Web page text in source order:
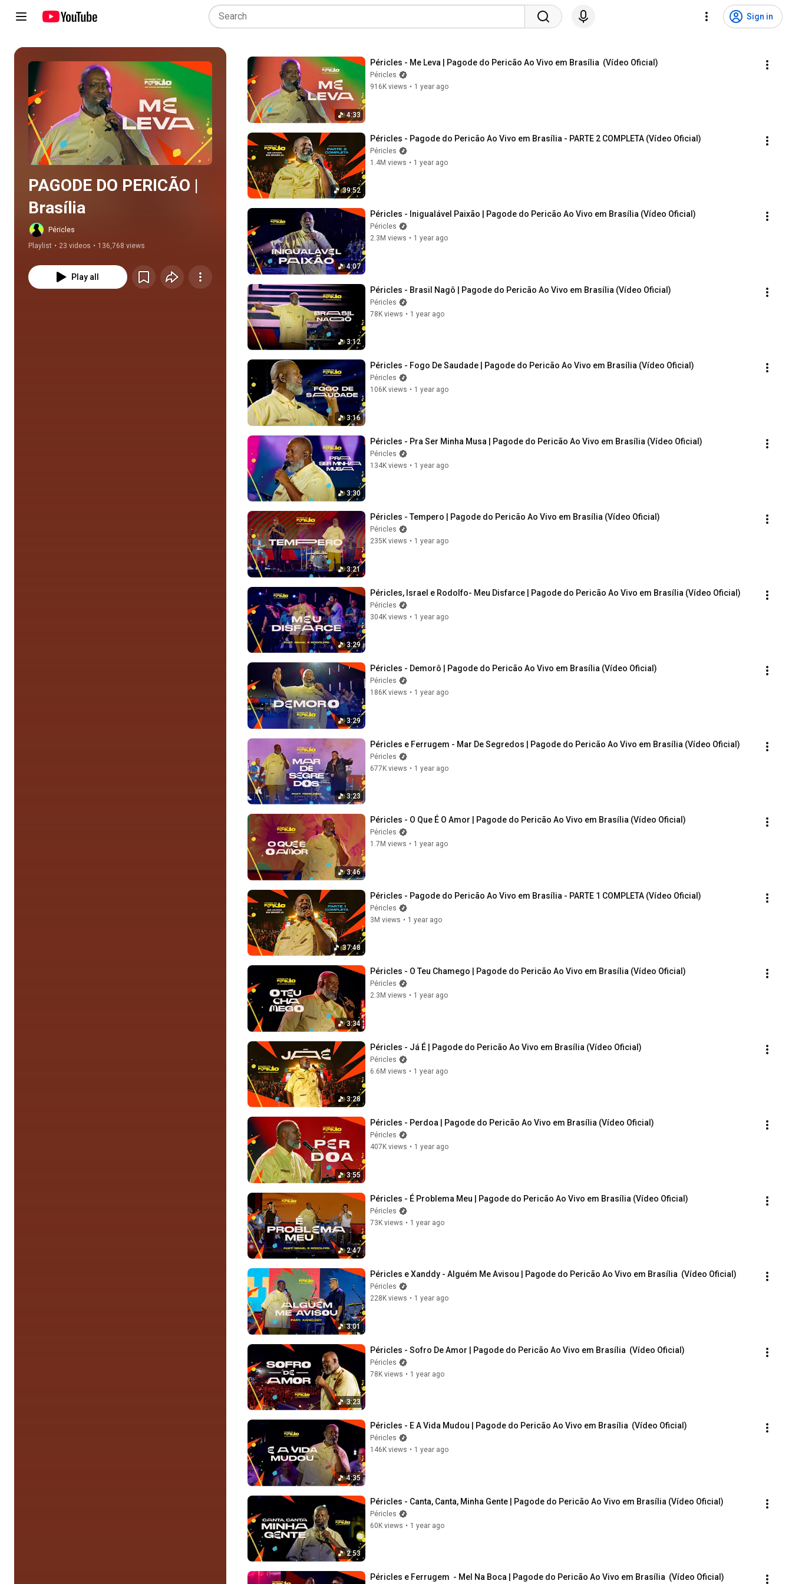
Sign in
Play all
PAGODE DO PERICÃO |
Brasília
Péricles
Playlist • 23 videos • 136,768 views
Play all
4:33
Péricles - Me Leva | Pagode do Pericão Ao Vivo em Brasília  (Vídeo Oficial)
Péricles
916K views • 1 year ago
39:52
Péricles - Pagode do Pericão Ao Vivo em Brasília - PARTE 2 COMPLETA (Vídeo Oficial)
Péricles
1.4M views • 1 year ago
4:07
Péricles - Inigualável Paixão | Pagode do Pericão Ao Vivo em Brasília (Vídeo Oficial)
Péricles
2.3M views • 1 year ago
3:12
Péricles - Brasil Nagô | Pagode do Pericão Ao Vivo em Brasília (Vídeo Oficial)
Péricles
78K views • 1 year ago
3:16
Péricles - Fogo De Saudade | Pagode do Pericão Ao Vivo em Brasília (Vídeo Oficial)
Péricles
106K views • 1 year ago
3:30
Péricles - Pra Ser Minha Musa | Pagode do Pericão Ao Vivo em Brasília (Vídeo Oficial)
Péricles
134K views • 1 year ago
3:21
Péricles - Tempero | Pagode do Pericão Ao Vivo em Brasília (Vídeo Oficial)
Péricles
235K views • 1 year ago
3:29
Péricles, Israel e Rodolfo- Meu Disfarce | Pagode do Pericão Ao Vivo em Brasília (Vídeo Oficial)
Péricles
304K views • 1 year ago
3:29
Péricles - Demorô | Pagode do Pericão Ao Vivo em Brasília (Vídeo Oficial)
Péricles
186K views • 1 year ago
3:23
Péricles e Ferrugem - Mar De Segredos | Pagode do Pericão Ao Vivo em Brasília (Vídeo Oficial)
Péricles
677K views • 1 year ago
3:46
Péricles - O Que É O Amor | Pagode do Pericão Ao Vivo em Brasília (Vídeo Oficial)
Péricles
1.7M views • 1 year ago
37:48
Péricles - Pagode do Pericão Ao Vivo em Brasília - PARTE 1 COMPLETA (Vídeo Oficial)
Péricles
3M views • 1 year ago
3:34
Péricles - O Teu Chamego | Pagode do Pericão Ao Vivo em Brasília (Vídeo Oficial)
Péricles
2.3M views • 1 year ago
3:28
Péricles - Já É | Pagode do Pericão Ao Vivo em Brasília (Vídeo Oficial)
Péricles
6.6M views • 1 year ago
3:55
Péricles - Perdoa | Pagode do Pericão Ao Vivo em Brasília (Vídeo Oficial)
Péricles
407K views • 1 year ago
2:47
Péricles - É Problema Meu | Pagode do Pericão Ao Vivo em Brasília (Vídeo Oficial)
Péricles
73K views • 1 year ago
3:01
Péricles e Xanddy - Alguém Me Avisou | Pagode do Pericão Ao Vivo em Brasília  (Vídeo Oficial)
Péricles
228K views • 1 year ago
3:23
Péricles - Sofro De Amor | Pagode do Pericão Ao Vivo em Brasília  (Vídeo Oficial)
Péricles
78K views • 1 year ago
4:35
Péricles - E A Vida Mudou | Pagode do Pericão Ao Vivo em Brasília  (Vídeo Oficial)
Péricles
146K views • 1 year ago
2:53
Péricles - Canta, Canta, Minha Gente | Pagode do Pericão Ao Vivo em Brasília (Vídeo Oficial)
Péricles
60K views • 1 year ago
Péricles e Ferrugem  - Mel Na Boca | Pagode do Pericão Ao Vivo em Brasília  (Vídeo Oficial)